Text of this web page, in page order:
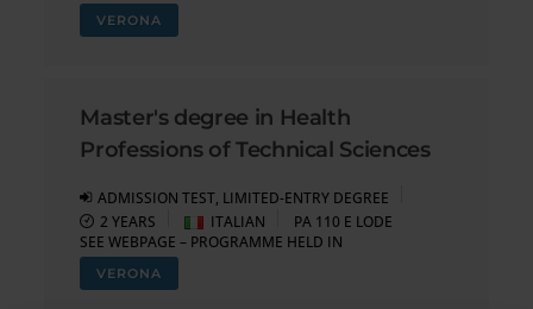
VERONA
Master's degree in Health
Professions of Technical Sciences
ADMISSION TEST, LIMITED-ENTRY DEGREE
2 YEARS
ITALIAN
PA 110 E LODE
SEE WEBPAGE – PROGRAMME HELD IN
VERONA